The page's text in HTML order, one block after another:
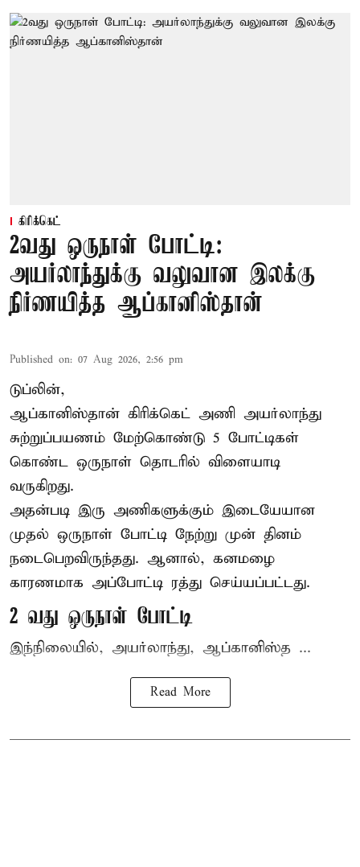
கிரிக்கெட்
2வது ஒருநாள் போட்டி:
அயர்லாந்துக்கு வலுவான இலக்கு
நிர்ணயித்த ஆப்கானிஸ்தான்
Published on: 07 Aug 2026, 2:56 pm
டுப்லின்,
ஆப்கானிஸ்தான் கிரிக்கெட் அணி அயர்லாந்து
சுற்றுப்பயணம் மேற்கொண்டு 5 போட்டிகள்
கொண்ட ஒருநாள் தொடரில் விளையாடி
வருகிறது.
அதன்படி இரு அணிகளுக்கும் இடையேயான
முதல் ஒருநாள் போட்டி நேற்று முன் தினம்
நடைபெறவிருந்தது. ஆனால், கனமழை
காரணமாக அப்போட்டி ரத்து செய்யப்பட்டது.
2 வது ஒருநாள் போட்டி
இந்நிலையில், அயர்லாந்து, ஆப்கானிஸ்த ...
Read More